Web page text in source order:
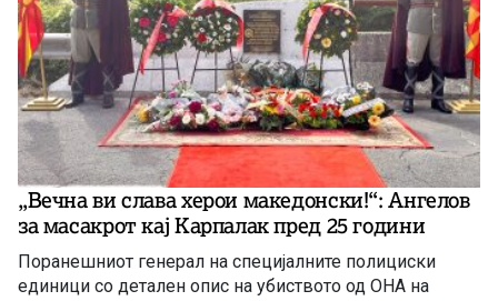
„Вечна ви слава херои македонски!“: Ангелов
за масакрот кај Карпалак пред 25 години
Поранешниот генерал на специјалните полициски
единици со детален опис на убиството од ОНА на